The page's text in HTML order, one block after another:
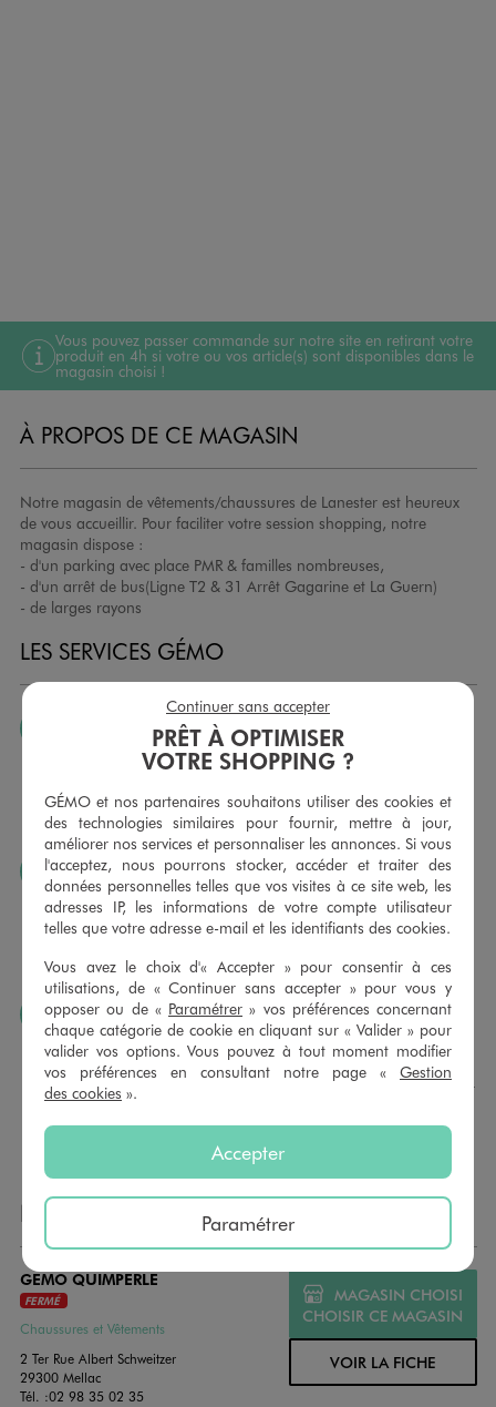
Vous pouvez passer commande sur notre site en retirant votre
produit en 4h si votre ou vos article(s) sont disponibles dans le
magasin choisi !
À PROPOS DE CE MAGASIN
Notre magasin de vêtements/chaussures de Lanester est heureux
de vous accueillir. Pour faciliter votre session shopping, notre
magasin dispose :
- d'un parking avec place PMR & familles nombreuses,
- d'un arrêt de bus(Ligne T2 & 31 Arrêt Gagarine et La Guern)
- de larges rayons
LES SERVICES GÉMO
JE PEUX CHANGER D’AVIS
Nous échangeons et vous proposons un avoir ou un
sous 30 jours, sur simple présentation du ticket de caisse,
dans tous les magasins GÉMO.
JE PEUX FAIRE RETOUCHER MES ARTICLES
Ourlets, ceintures… vous avez la possibilité de faire
retoucher vos articles textiles dans nos magasins. Les tarifs
conditions en magasins.
J’AIME FAIRE PLAISIR
Nous vous proposons des cartes cadeaux GÉMO d’un
montant au choix entre 10€ et 150€. Les cartes cadeau
GÉMO sont valables 1 an, utilisables en plusieurs fois, pour
dans de jolies enveloppes pour toutes les occasions.
NOS AUTRES MAGASINS
GEMO QUIMPERLE
FERMÉ
Chaussures et Vêtements
2 Ter Rue Albert Schweitzer
29300 Mellac
Tél. :02 98 35 02 35
MAGASIN CHOISI
CHOISIR CE MAGASIN
VOIR LA FICHE
PRÊT À OPTIMISER
VOTRE SHOPPING ?
GÉMO et nos partenaires souhaitons utiliser des cookies et
des technologies similaires pour fournir, mettre à jour,
améliorer nos services et personnaliser les annonces. Si vous
l'acceptez, nous pourrons stocker, accéder et traiter des
données personnelles telles que vos visites à ce site web, les
adresses IP, les informations de votre compte utilisateur
telles que votre adresse e-mail et les identifiants des cookies.
Vous avez le choix d'« Accepter » pour consentir à ces
utilisations, de « Continuer sans accepter » pour vous y
opposer ou de « Paramétrer » vos préférences concernant
chaque catégorie de cookie en cliquant sur « Valider » pour
valider vos options. Vous pouvez à tout moment modifier
vos préférences en consultant notre page « Gestion
des cookies ».
Accepter
Paramétrer
Continuer sans accepter